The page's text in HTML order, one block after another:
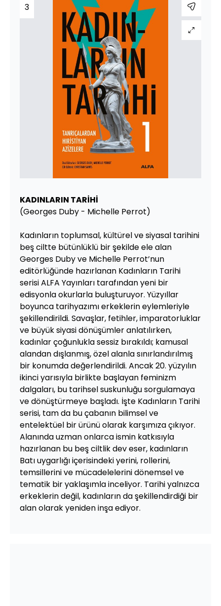
3
KADINLARIN TARİHİ
(Georges Duby - Michelle Perrot)
Kadınların toplumsal, kültürel ve siyasal tarihini
beş ciltte bütünlüklü bir şekilde ele alan
Georges Duby ve Michelle Perrot’nun
editörlüğünde hazırlanan Kadınların Tarihi
serisi ALFA Yayınları tarafından yeni bir
edisyonla okurlarla buluşturuyor. Yüzyıllar
boyunca tarihyazımı erkeklerin eylemleriyle
şekillendirildi. Savaşlar, fetihler, imparatorluklar
ve büyük siyasi dönüşümler anlatılırken,
kadınlar çoğunlukla sessiz bırakıldı; kamusal
alandan dışlanmış, özel alanla sınırlandırılmış
bir konumda değerlendirildi. Ancak 20. yüzyılın
ikinci yarısıyla birlikte başlayan feminizm
dalgaları, bu tarihsel suskunluğu sorgulamaya
ve dönüştürmeye başladı. İşte Kadınların Tarihi
serisi, tam da bu çabanın bilimsel ve
entelektüel bir ürünü olarak karşımıza çıkıyor.
Alanında uzman onlarca ismin katkısıyla
hazırlanan bu beş ciltlik dev eser, kadınların
Batı uygarlığı içerisindeki yerini, rollerini,
temsillerini ve mücadelelerini dönemsel ve
tematik bir yaklaşımla inceliyor. Tarihi yalnızca
erkeklerin değil, kadınların da şekillendirdiği bir
alan olarak yeniden inşa ediyor.